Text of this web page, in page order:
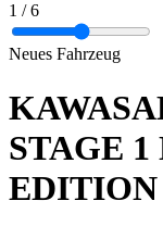
1 / 6
Neues Fahrzeug
STAGE
EDITION